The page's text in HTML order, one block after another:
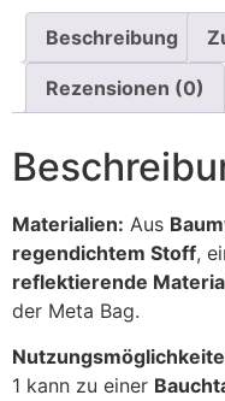
Beschreibung
Rezensionen (0)
Materialien: Aus
regendichtem Stoff,
reflektierende
der Meta Bag.
1 kann zu einer